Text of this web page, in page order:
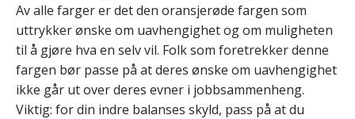
Av alle farger er det den oransjerøde fargen som
uttrykker ønske om uavhengighet og om muligheten
til å gjøre hva en selv vil. Folk som foretrekker denne
fargen bør passe på at deres ønske om uavhengighet
ikke går ut over deres evner i jobbsammenheng.
Viktig: for din indre balanses skyld, pass på at du